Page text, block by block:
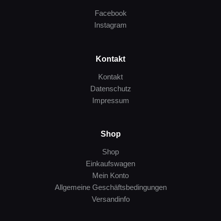
Facebook
Instagram
Kontakt
Kontakt
Datenschutz
Impressum
Shop
Shop
Einkaufswagen
Mein Konto
Allgemeine Geschäftsbedingungen
Versandinfo